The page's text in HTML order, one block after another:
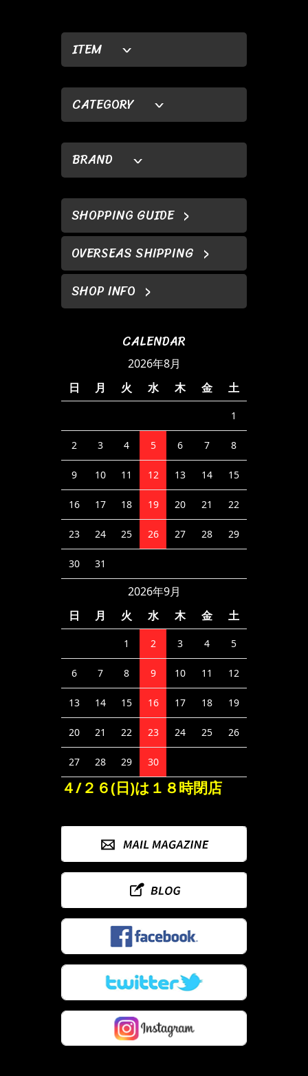
ITEM
CATEGORY
BRAND
SHOPPING GUIDE
OVERSEAS SHIPPING
SHOP INFO
CALENDAR
2026年8月
日
月 火 水 木 金 土
1
2 3 4 5 6 7 8
9 10 11 12 13 14 15
16 17 18 19 20 21 22
23 24 25 26 27 28 29
30 31
2026年9月
日
月 火 水 木 金 土
1 2 3 4 5
6 7 8 9 10 11 12
13 14 15 16 17 18 19
20 21 22 23 24 25 26
27 28 29 30
４/２６(日)は１８時閉店